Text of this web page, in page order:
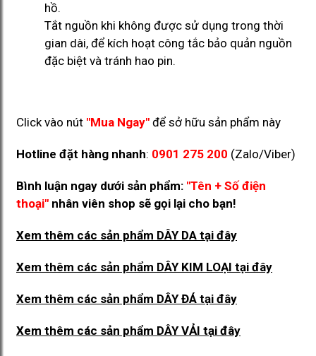
hồ.
Tắt nguồn khi không được sử dụng trong thời
gian dài, để kích hoạt công tắc bảo quản nguồn
đặc biệt và tránh hao pin.
Click vào nút "Mua Ngay" để sở hữu sản phẩm này
Hotline đặt hàng nhanh: 0901 275 200 (Zalo/Viber)
Bình luận ngay dưới sản phẩm: "Tên + Số điện
thoại" nhân viên shop sẽ gọi lại cho bạn!
Xem thêm các sản phẩm DÂY DA tại đây
Xem thêm các sản phẩm DÂY KIM LOẠI tại đây
Xem thêm các sản phẩm DÂY ĐÁ tại đây
Xem thêm các sản phẩm DÂY VẢI tại đây